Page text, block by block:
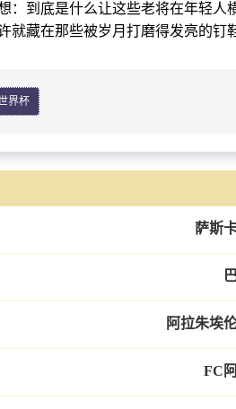
到底是什么让这些老将在年轻人
就藏在那些被岁月打磨得发亮的钉
界杯
萨斯
阿拉朱埃
FC